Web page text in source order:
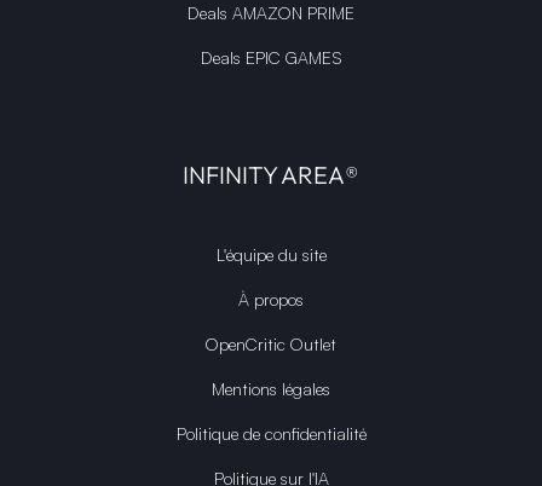
Deals AMAZON PRIME
Deals EPIC GAMES
INFINITY AREA®
L'équipe du site
À propos
OpenCritic Outlet
Mentions légales
Politique de confidentialité
Politique sur l'IA